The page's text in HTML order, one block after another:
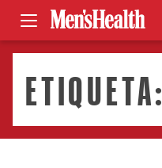
ETIQUETA: